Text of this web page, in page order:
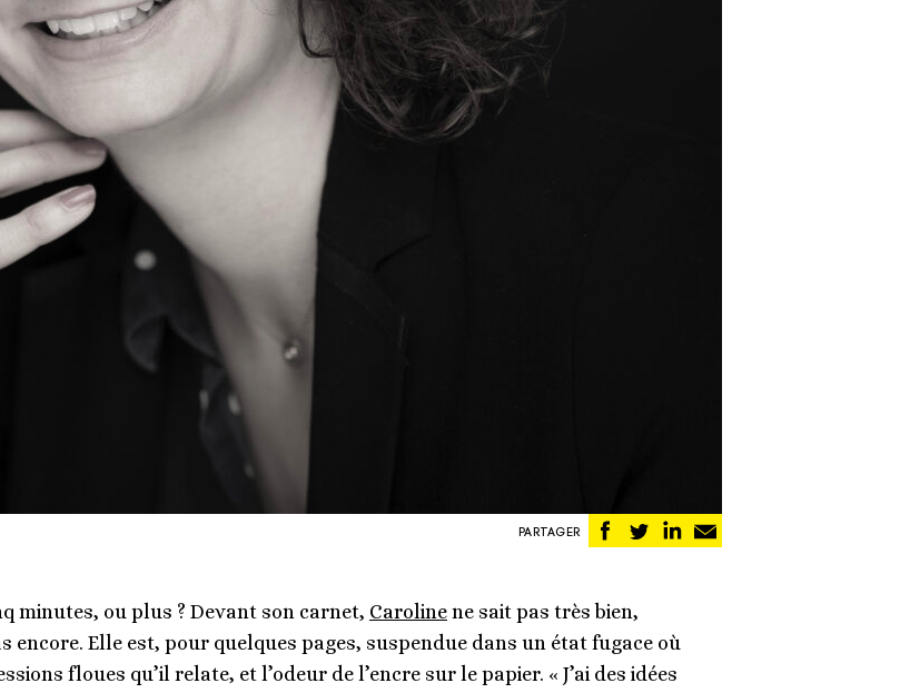
PARTAGER
Partager
sur
Partager
sur
Partager
sur par
minutes, ou plus ? Devant son carnet, Caroline ne sait pas très bien,
encore. Elle est, pour quelques pages, suspendue dans un état fugace où
floues qu’il relate, et l’odeur de l’encre sur le papier. « J’ai des idées